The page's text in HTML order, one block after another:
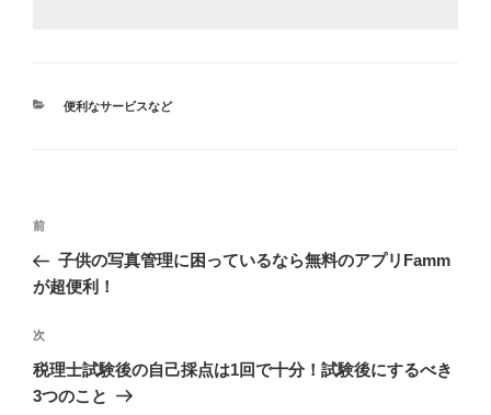
カ
便利なサービスなど
投
ナ
ゲ
ー
シ
前
の
投
前
子供の写真管理に困っているなら無料のアプリFamm
が超便利！
次
の
投
次
税理士試験後の自己採点は1回で十分！試験後にするべき
3つのこと